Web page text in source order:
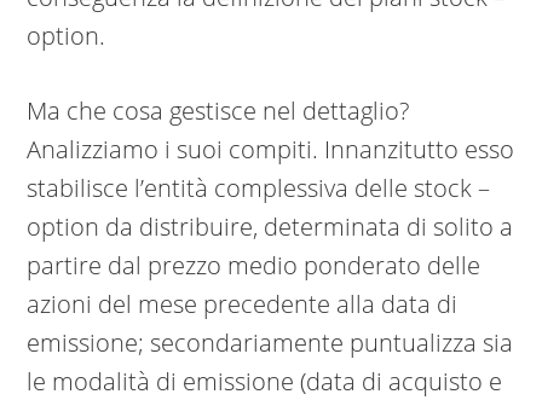
option.
Ma che cosa gestisce nel dettaglio?
Analizziamo i suoi compiti. Innanzitutto esso
stabilisce l’entità complessiva delle stock –
option da distribuire, determinata di solito a
partire dal prezzo medio ponderato delle
azioni del mese precedente alla data di
emissione; secondariamente puntualizza sia
le modalità di emissione (data di acquisto e